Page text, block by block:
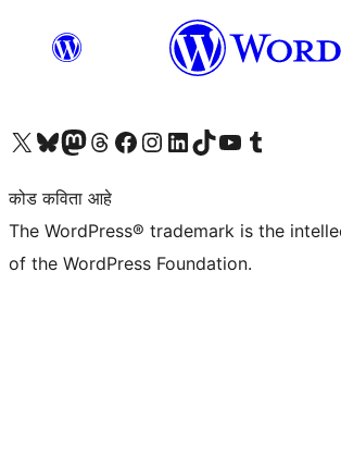
आमच्या X (एक्स) (पूर्वीचे ट्विटर) खात्याला भेट द्या आमच्या ब्लूस्की खात्याला भेट द्या.आमच्या Mastodon खात्याला भेट द्या.आमच्या थ्रेड्स खात्याला भेट द्या. आमच्या फेसबुक पेजला भेट द्या आमच्या इंस्टाग्राम खात्याला भेट द्या आमच्या लिंक्डइन खात्याला भेट द्या आमच्या टिकटॉक अकाउंटला भेट द्या.आमच्या यूट्यूब चॅनेलला भेट द्या आमच्या टंबलर खात्याला भेट द्या.
कोड कविता आहे
The WordPress® trademark is the
of the WordPress Foundation.